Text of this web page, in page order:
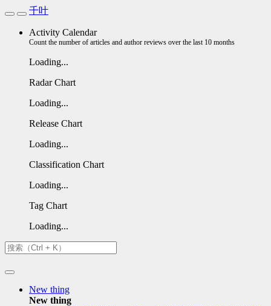
千叶
Activity Calendar
Count the number of articles and author reviews over the last 10 months
Loading...
Radar Chart
Loading...
Release Chart
Loading...
Classification Chart
Loading...
Tag Chart
Loading...
New thing
New thing